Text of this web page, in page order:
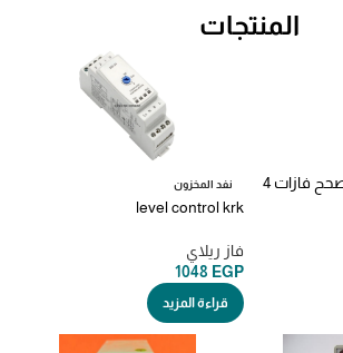
المنتجات
skad 04 فاز سيكونز مصحح فازات 4
نفد المخزون
level control krk
فاز ريلاي
1048 EGP
قراءة المزيد